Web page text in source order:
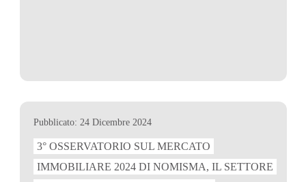
Pubblicato: 24 Dicembre 2024
3° OSSERVATORIO SUL MERCATO
IMMOBILIARE 2024 DI NOMISMA, IL SETTORE